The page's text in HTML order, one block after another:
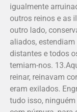
igualmente
outros reinos e as
outro lado,
aliados,
distantes e todos
temiam-nos.
reinar, reinavam
eram exilados.
tudo isso,